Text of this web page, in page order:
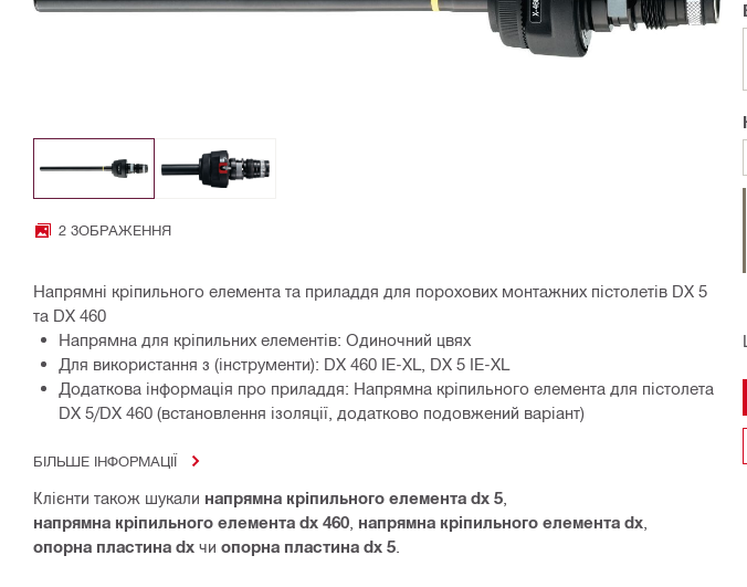
2 ЗОБРАЖЕННЯ
Напрямні кріпильного елемента та приладдя для порохових монтажних пістолетів DX 5
та DX 460
Напрямна для кріпильних елементів: Одиночний цвях
Для використання з (інструменти): DX 460 IE-XL, DX 5 IE-XL
Додаткова інформація про приладдя: Напрямна кріпильного елемента для пістолета
DX 5/DX 460 (встановлення ізоляції, додатково подовжений варіант)
БІЛЬШЕ ІНФОРМАЦІЇ
Клієнти також шукали напрямна кріпильного елемента dx 5
напрямна кріпильного елемента dx 460 напрямна кріпильного елемента dx
опорна пластина dx чи опорна пластина dx 5